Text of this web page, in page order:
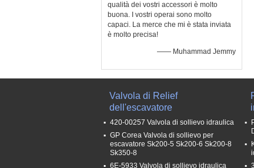
qualità dei vostri accessori è molto
buona. I vostri operai sono molto
capaci. La merce che mi è stata inviata
è molto precisa!
—— Muhammad Jemmy
Valvola di Relief
dell'escavatore
420-00257 Valvola di sollievo idraulica
GP Corea Valvola di sollievo per
escavatore Sk200-5 Sk200-6 Sk200-8
Sk350-8
6E-5933 Valvola di sollievo idraulica